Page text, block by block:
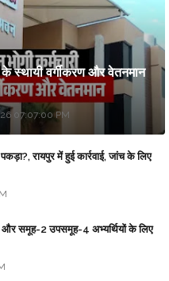
के स्थायी वर्गीकरण और वेतनमान
07:07:00 PM
रायपुर में हुई कार्रवाई, जांच के लिए
समूह-2 उपसमूह-4 अभ्यर्थियों के लिए